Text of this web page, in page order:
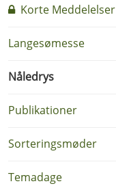
Korte Meddelelser
Langesømesse
Nåledrys
Publikationer
Sorteringsmøder
Temadage